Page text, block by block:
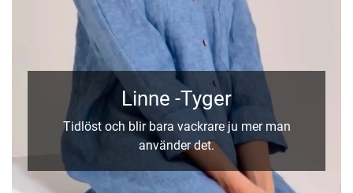
Linne -Tyger
Tidlöst och blir bara vackrare ju mer man
använder det.